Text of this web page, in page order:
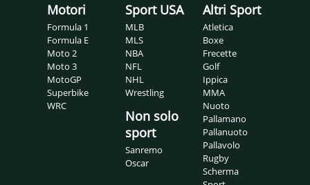
Motori
Formula 1
Formula E
Moto 2
Moto 3
MotoGP
Superbike
WRC
Sport USA
MLB
MLS
NBA
NFL
NHL
Wrestling
Non solo
sport
Sanremo
Oscar
Altri Sport
Atletica
Boxe
Frecette
Golf
Ippica
MMA
Nuoto
Pallamano
Pallanuoto
Pallavolo
Rugby
Scherma